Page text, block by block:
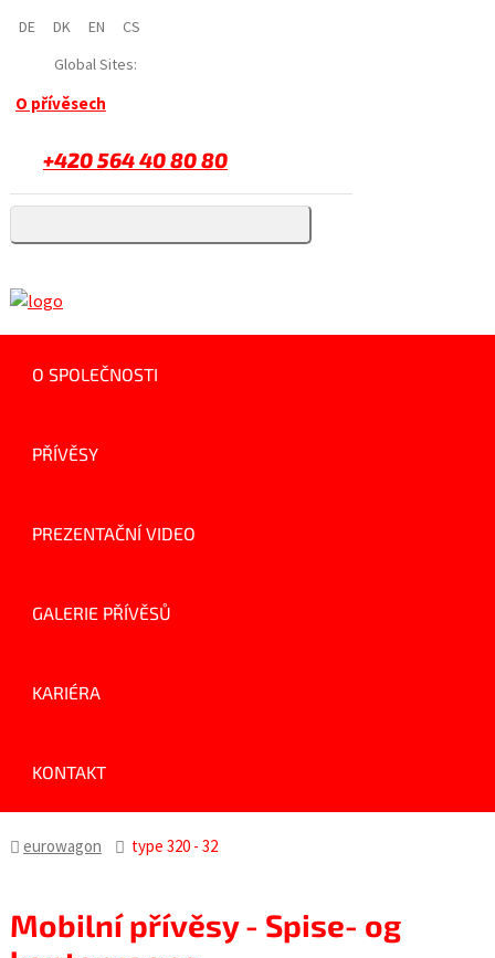
DE DK EN
CS
Global Sites:
O přívěsech
+420 564 40 80 80
O SPOLEČNOSTI
PŘÍVĚSY
PREZENTAČNÍ VIDEO
GALERIE PŘÍVĚSŮ
KARIÉRA
KONTAKT
eurowagon type 320 - 32
Mobilní přívěsy - Spise- og